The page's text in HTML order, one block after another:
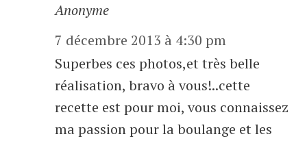
Anonyme
7 décembre 2013 à 4:30 pm
Superbes ces photos,et très belle
réalisation, bravo à vous!..cette
recette est pour moi, vous connaissez
ma passion pour la boulange et les